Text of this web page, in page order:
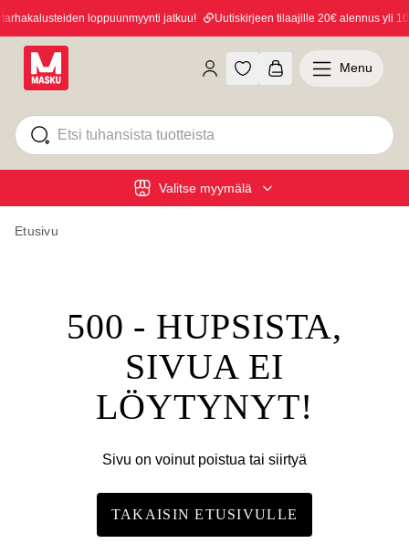
loppuunmyynti jatkuu! Uutiskirjeen tilaajille 20€ alennus yli
Valitse myymälä
Menu
Etusivu
500 - HUPSISTA,
SIVUA EI
LÖYTYNYT!
Sivu on voinut poistua tai siirtyä
TAKAISIN ETUSIVULLE